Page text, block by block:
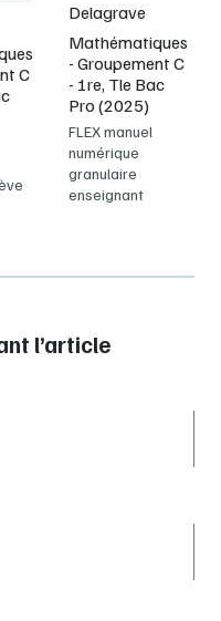
C
Delagrave
Mathématiques
- Groupement C
- 1re, Tle Bac
Pro (2025)
FLEX manuel
numérique
granulaire
enseignant
l’article